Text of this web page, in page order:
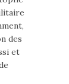
des
et